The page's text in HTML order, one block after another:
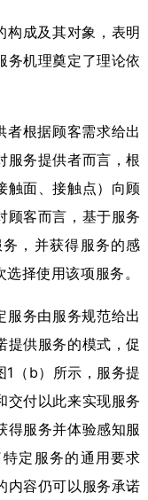
构成及其对象，表明
务机理奠定了理论依
者根据顾客需求给出
服务提供者而言，根
触面、接触点）向顾
顾客而言，基于服务
，并获得服务的感
择使用该项服务。
服务由服务规范给出
提供服务的模式，促
1（b）所示，服务提
交付以此来实现服务
得服务并体验感知服
定服务的通用要求
内容仍可以服务承诺